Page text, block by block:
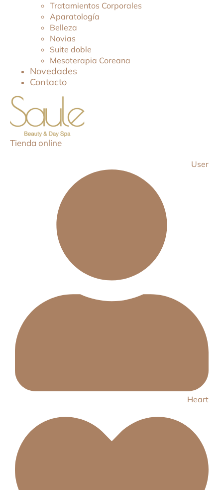
Tratamientos Corporales
Aparatología
Belleza
Novias
Suite doble
Mesoterapia Coreana
Novedades
Contacto
Tienda online
User
Heart